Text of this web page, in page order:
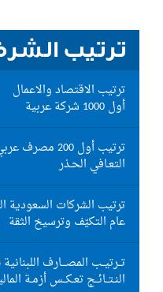
ترتيب
ترتيب الاقتصاد والاعمال
أول 1000 شركة عربية
ترتيب أول 200 مصرف عربي
التعـافي الحـذر
ترتيب الشركات السعودية
عام التكيّف وترسيخ الثقة
تــرتيــب المصـــارف اللبنانية 2018
النـتــائــج تعـكــس أزمـة